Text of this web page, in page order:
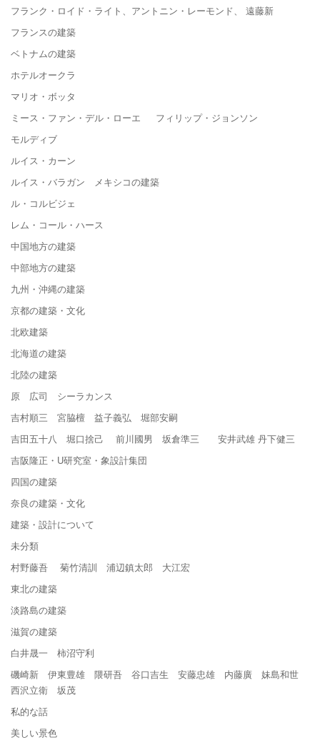
フランク・ロイド・ライト、アントニン・レーモンド、 遠藤新
フランスの建築
ベトナムの建築
ホテルオークラ
マリオ・ボッタ
ミース・ファン・デル・ローエ フィリップ・ジョンソン
モルディブ
ルイス・カーン
ルイス・バラガン メキシコの建築
ル・コルビジェ
レム・コール・ハース
中国地方の建築
中部地方の建築
九州・沖縄の建築
京都の建築・文化
北欧建築
北海道の建築
北陸の建築
原 広司 シーラカンス
吉村順三 宮脇檀 益子義弘 堀部安嗣
吉田五十八 堀口捨己 前川國男 坂倉準三 安井武雄 丹下健三
吉阪隆正・U研究室・象設計集団
四国の建築
奈良の建築・文化
建築・設計について
未分類
村野藤吾 菊竹清訓 浦辺鎮太郎 大江宏
東北の建築
淡路島の建築
滋賀の建築
白井晟一 柿沼守利
磯崎新 伊東豊雄 隈研吾 谷口吉生 安藤忠雄 内藤廣 妹島和世
西沢立衛 坂茂
私的な話
美しい景色